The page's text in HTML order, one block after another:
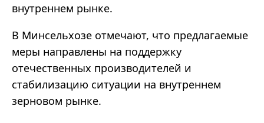
внутреннем рынке.
В Минсельхозе отмечают, что предлагаемые
меры направлены на поддержку
отечественных производителей и
стабилизацию ситуации на внутреннем
зерновом рынке.